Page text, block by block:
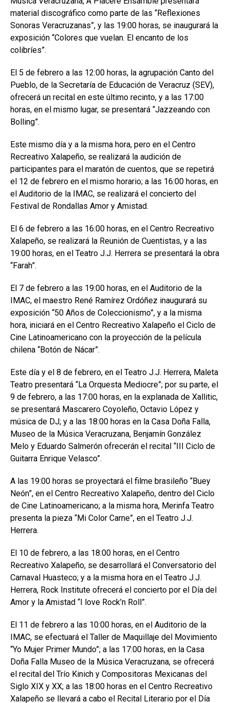
material discográfico como parte de las “Reflexiones
Sonoras Veracruzanas”, y las 19:00 horas, se inaugurará la
exposición “Colores que vuelan. El encanto de los
colibríes”.
El 5 de febrero a las 12:00 horas, la agrupación Canto del
Pueblo, de la Secretaría de Educación de Veracruz (SEV),
ofrecerá un recital en este último recinto, y a las 17:00
horas, en el mismo lugar, se presentará “Jazzeando con
Bolling”.
Este mismo día y a la misma hora, pero en el Centro
Recreativo Xalapeño, se realizará la audición de
participantes para el maratón de cuentos, que se repetirá
el 12 de febrero en el mismo horario; a las 16:00 horas, en
el Auditorio de la IMAC, se realizará el concierto del
Festival de Rondallas Amor y Amistad.
El 6 de febrero a las 16:00 horas, en el Centro Recreativo
Xalapeño, se realizará la Reunión de Cuentistas, y a las
19:00 horas, en el Teatro J.J. Herrera se presentará la obra
“Farah”.
El 7 de febrero a las 19:00 horas, en el Auditorio de la
IMAC, el maestro René Ramírez Ordóñez inaugurará su
exposición “50 Años de Coleccionismo”, y a la misma
hora, iniciará en el Centro Recreativo Xalapeño el Ciclo de
Cine Latinoamericano con la proyección de la película
chilena “Botón de Nácar”.
Este día y el 8 de febrero, en el Teatro J.J. Herrera, Maleta
Teatro presentará “La Orquesta Mediocre”; por su parte, el
9 de febrero, a las 17:00 horas, en la explanada de Xallitic,
se presentará Mascarero Coyoleño, Octavio López y
música de DJ; y a las 18:00 horas en la Casa Doña Falla,
Museo de la Música Veracruzana, Benjamín González
Melo y Eduardo Salmerón ofrecerán el recital “III Ciclo de
Guitarra Enrique Velasco”.
A las 19:00 horas se proyectará el filme brasileño “Buey
Neón”, en el Centro Recreativo Xalapeño, dentro del Ciclo
de Cine Latinoamericano; a la misma hora, Merinfa Teatro
presenta la pieza “Mi Color Carne”, en el Teatro J.J.
Herrera.
El 10 de febrero, a las 18:00 horas, en el Centro
Recreativo Xalapeño, se desarrollará el Conversatorio del
Carnaval Huasteco; y a la misma hora en el Teatro J.J.
Herrera, Rock Institute ofrecerá el concierto por el Día del
Amor y la Amistad “I love Rock’n Roll”.
El 11 de febrero a las 10:00 horas, en el Auditorio de la
IMAC, se efectuará el Taller de Maquillaje del Movimiento
“Yo Mujer Primer Mundo”; a las 17:00 horas, en la Casa
Doña Falla Museo de la Música Veracruzana, se ofrecerá
el recital del Trío Kinich y Compositoras Mexicanas del
Siglo XIX y XX; a las 18:00 horas en el Centro Recreativo
Xalapeño se llevará a cabo el Recital Literario por el Día